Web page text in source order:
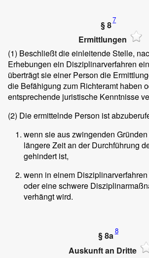
§ 87
Ermittlungen
(1) Beschließt die einleitende Stelle,
Erhebungen ein Disziplinarverfahren
überträgt sie einer Person die
die Befähigung zum Richteramt haben
entsprechende juristische Kenntnisse
(2) Die ermittelnde Person ist
wenn sie aus zwingenden
längere Zeit an der Durchführung
gehindert ist,
wenn in einem
oder eine schwere
verhängt wird.
§ 8a8
Auskunft an Dritte